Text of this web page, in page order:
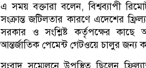
এ সময় বক্তারা বলেন, বিশ্বব্যাপী
সংক্রান্ত জটিলতার কারণে এদেশের
সরকার ও সংশ্লিষ্ট কর্তৃপক্ষের
আন্তর্জাতিক পেমেন্ট গেটওয়ে চালুর জন্য